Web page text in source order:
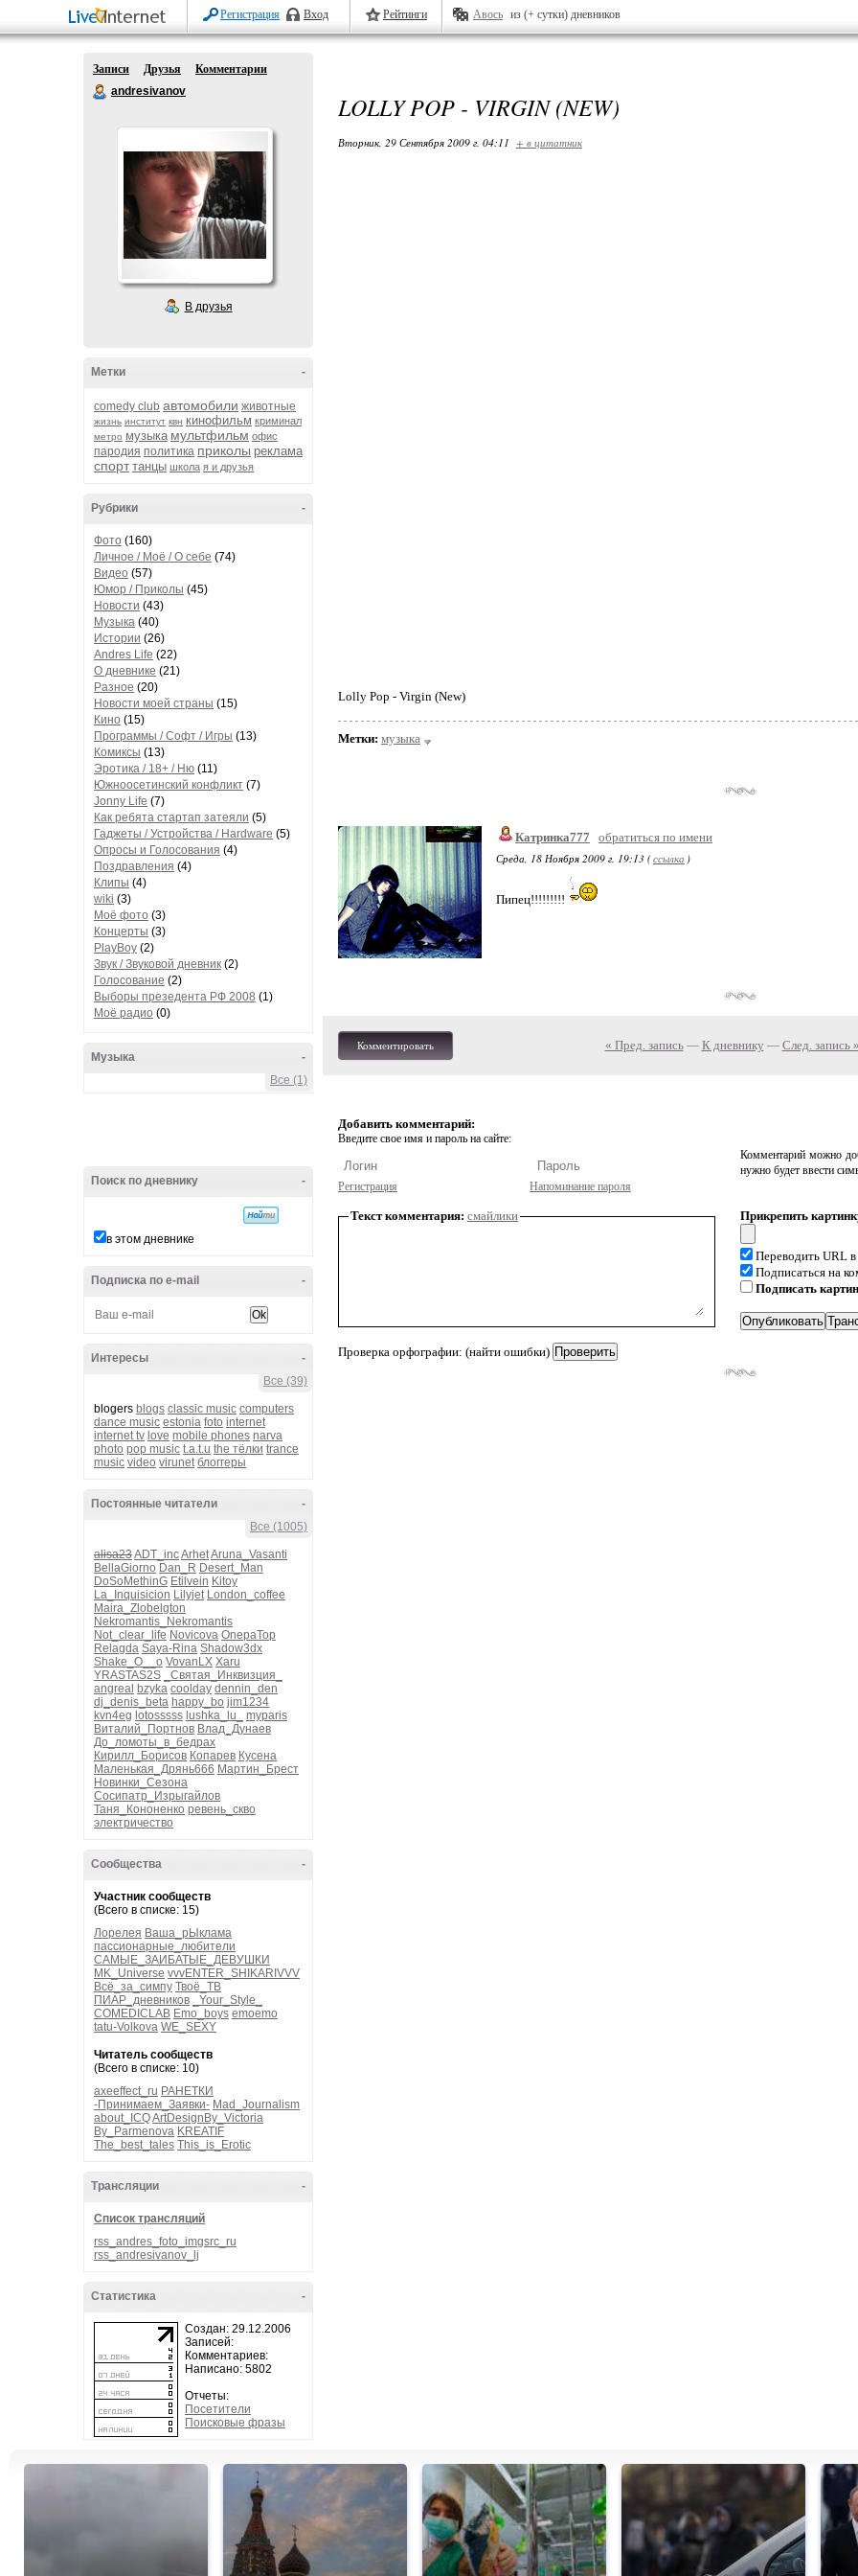
Регистрация Вход Рейтинги Авось из (+ сутки) дневников
Записи Друзья
Комментарии
andresivanov
В друзья
-
Метки
comedy club автомобили животные
жизнь институт квн кинофильм криминал
метро музыка мультфильм офис
пародия политика приколы реклама
спорт танцы школа я и друзья
-
Рубрики
Фото (160)
Личное / Моё / О себе (74)
Видео (57)
Юмор / Приколы (45)
Новости (43)
Музыка (40)
Истории (26)
Andres Life (22)
О дневнике (21)
Разное (20)
Новости моей страны (15)
Кино (15)
Программы / Софт / Игры (13)
Комиксы (13)
Эротика / 18+ / Ню (11)
Южноосетинский конфликт (7)
Jonny Life (7)
Как ребята стартап затеяли (5)
Гаджеты / Устройства / Hardware (5)
Опросы и Голосования (4)
Поздравления (4)
Клипы (4)
wiki (3)
Моё фото (3)
Концерты (3)
PlayBoy (2)
Звук / Звуковой дневник (2)
Голосование (2)
Выборы презедента РФ 2008 (1)
Моё радио (0)
-
Музыка
Все (1)
-
Поиск по дневнику
в этом дневнике
-
Подписка по e-mail
-
Интересы
Все (39)
blogers blogs classic music computers
dance music estonia foto internet
internet tv love mobile phones narva
photo pop music t.a.t.u the тёлки trance
music video virunet блоггеры
-
Постоянные читатели
Все (1005)
alisa23ADT_incArhetAruna_Vasanti
BellaGiorno Dan_R Desert_Man
DoSoMethinG Etilvein Kitoy
La_Inquisicion Lilyjet London_coffee
Maira_Zlobelgton
Nekromantis_Nekromantis
Not_clear_life Novicova OnepaTop
Relagda Saya-Rina Shadow3dx
Shake_O__o VovanLX Xaru
YRASTAS2S
_Святая_Инквизция_
angreal bzyka coolday dennin_den
dj_denis_beta happy_bo jim1234
kvn4eg lotosssss lushka_lu_
myparis
Виталий_Портнов Влад_Дунаев
До_ломоты_в_бедрах
Кирилл_Борисов Копарев Кусена
Маленькая_Дрянь666 Мартин_Брест
Новинки_Сезона
Сосипатр_Изрыгайлов
Таня_Кононенко ревень_скво
электричество
-
Сообщества
Участник сообществ
(Всего в списке: 15)
Лорелея Ваша_рЫклама
пассионарные_любители
САМЫЕ_ЗАИБАТЫЕ_ДЕВУШКИ
MK_Universe vvvENTER_SHIKARIVVV
Всё_за_симпу Твоё_ТВ
ПИАР_дневников
_Your_Style_
COMEDICLAB Emo_boys emoemo
tatu-Volkova WE_SEXY
Читатель сообществ
(Всего в списке: 10)
axeeffect_ru РАНЕТКИ
-Принимаем_Заявки- Mad_Journalism
about_ICQArtDesignBy_Victoria
By_Parmenova KREATIF
The_best_tales This_is_Erotic
-
Трансляции
Список трансляций
rss_andres_foto_imgsrc_ru
rss_andresivanov_lj
-
Статистика
Создан: 29.12.2006
Записей:
Комментариев:
Написано: 5802
Отчеты:
Посетители
Поисковые фразы
LOLLY POP - VIRGIN (NEW)
Вторник, 29 Сентября 2009 г. 04:11 + в цитатник
Lolly Pop - Virgin (New)
Метки: музыка
Катринка777
обратиться по имени
Среда, 18 Ноября 2009 г. 19:13 (ссылка )
Пипец!!!!!!!!!
Комментировать « Пред. запись— К дневнику — След. запись
Добавить комментарий:
Введите свое имя и пароль на сайте:
Регистрация Напоминание пароля
Комментарий можно
нужно будет ввести
Текст комментария: смайлики
Проверка орфографии: (найти ошибки)
Прикрепить
Переводить URL
Подписаться на
Подписать